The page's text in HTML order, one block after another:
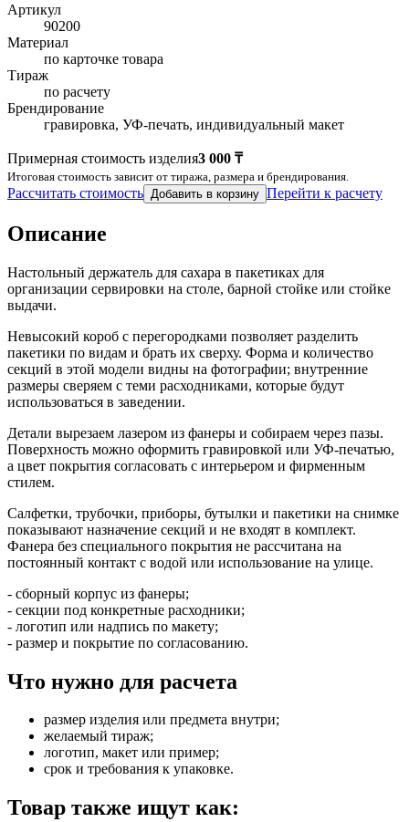
Артикул
90200
Материал
по карточке товара
Тираж
по расчету
Брендирование
гравировка, УФ-печать, индивидуальный макет
Примерная стоимость изделия3 000 ₸
Итоговая стоимость зависит от тиража, размера и брендирования.
Рассчитать стоимость Добавить в корзину Перейти к расчету
Описание
Настольный держатель для сахара в пакетиках для
организации сервировки на столе, барной стойке или стойке
выдачи.
Невысокий короб с перегородками позволяет разделить
пакетики по видам и брать их сверху. Форма и количество
секций в этой модели видны на фотографии; внутренние
размеры сверяем с теми расходниками, которые будут
использоваться в заведении.
Детали вырезаем лазером из фанеры и собираем через пазы.
Поверхность можно оформить гравировкой или УФ-печатью,
а цвет покрытия согласовать с интерьером и фирменным
стилем.
Салфетки, трубочки, приборы, бутылки и пакетики на снимке
показывают назначение секций и не входят в комплект.
Фанера без специального покрытия не рассчитана на
постоянный контакт с водой или использование на улице.
- сборный корпус из фанеры;
- секции под конкретные расходники;
- логотип или надпись по макету;
- размер и покрытие по согласованию.
Что нужно для расчета
размер изделия или предмета внутри;
желаемый тираж;
логотип, макет или пример;
срок и требования к упаковке.
Товар также ищут как: